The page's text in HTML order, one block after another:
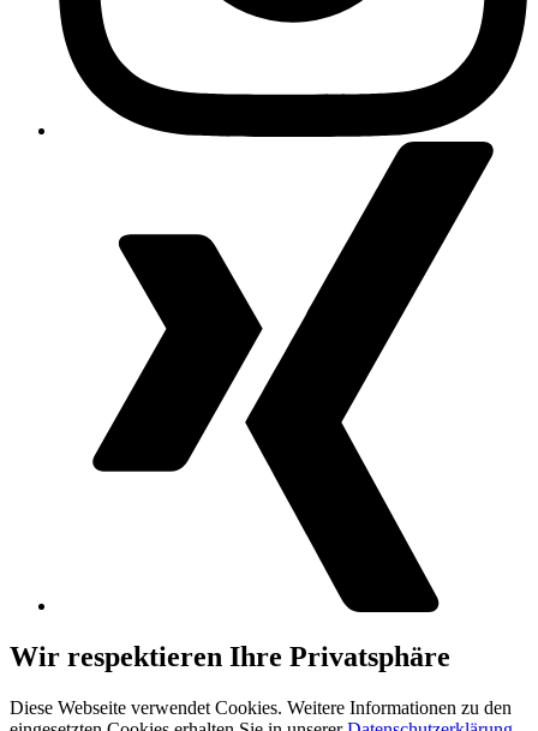
Wir respektieren Ihre Privatsphäre
Diese Webseite verwendet Cookies. Weitere Informationen zu den